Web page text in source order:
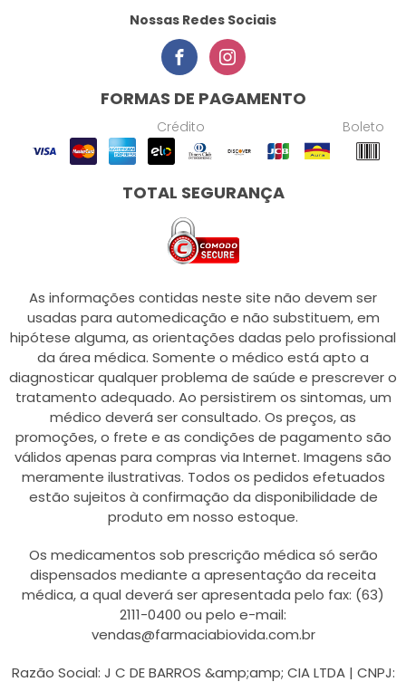
Nossas Redes Sociais
FORMAS DE PAGAMENTO
Crédito Boleto
TOTAL SEGURANÇA
As informações contidas neste site não devem ser
usadas para automedicação e não substituem, em
hipótese alguma, as orientações dadas pelo profissional
da área médica. Somente o médico está apto a
diagnosticar qualquer problema de saúde e prescrever o
tratamento adequado. Ao persistirem os sintomas, um
médico deverá ser consultado. Os preços, as
promoções, o frete e as condições de pagamento são
válidos apenas para compras via Internet. Imagens são
meramente ilustrativas. Todos os pedidos efetuados
estão sujeitos à confirmação da disponibilidade de
produto em nosso estoque.
Os medicamentos sob prescrição médica só serão
dispensados mediante a apresentação da receita
médica, a qual deverá ser apresentada pelo fax: (63)
2111-0400 ou pelo e-mail:
vendas@farmaciabiovida.com.br
Razão Social: J C DE BARROS &amp;amp; CIA LTDA | CNPJ: